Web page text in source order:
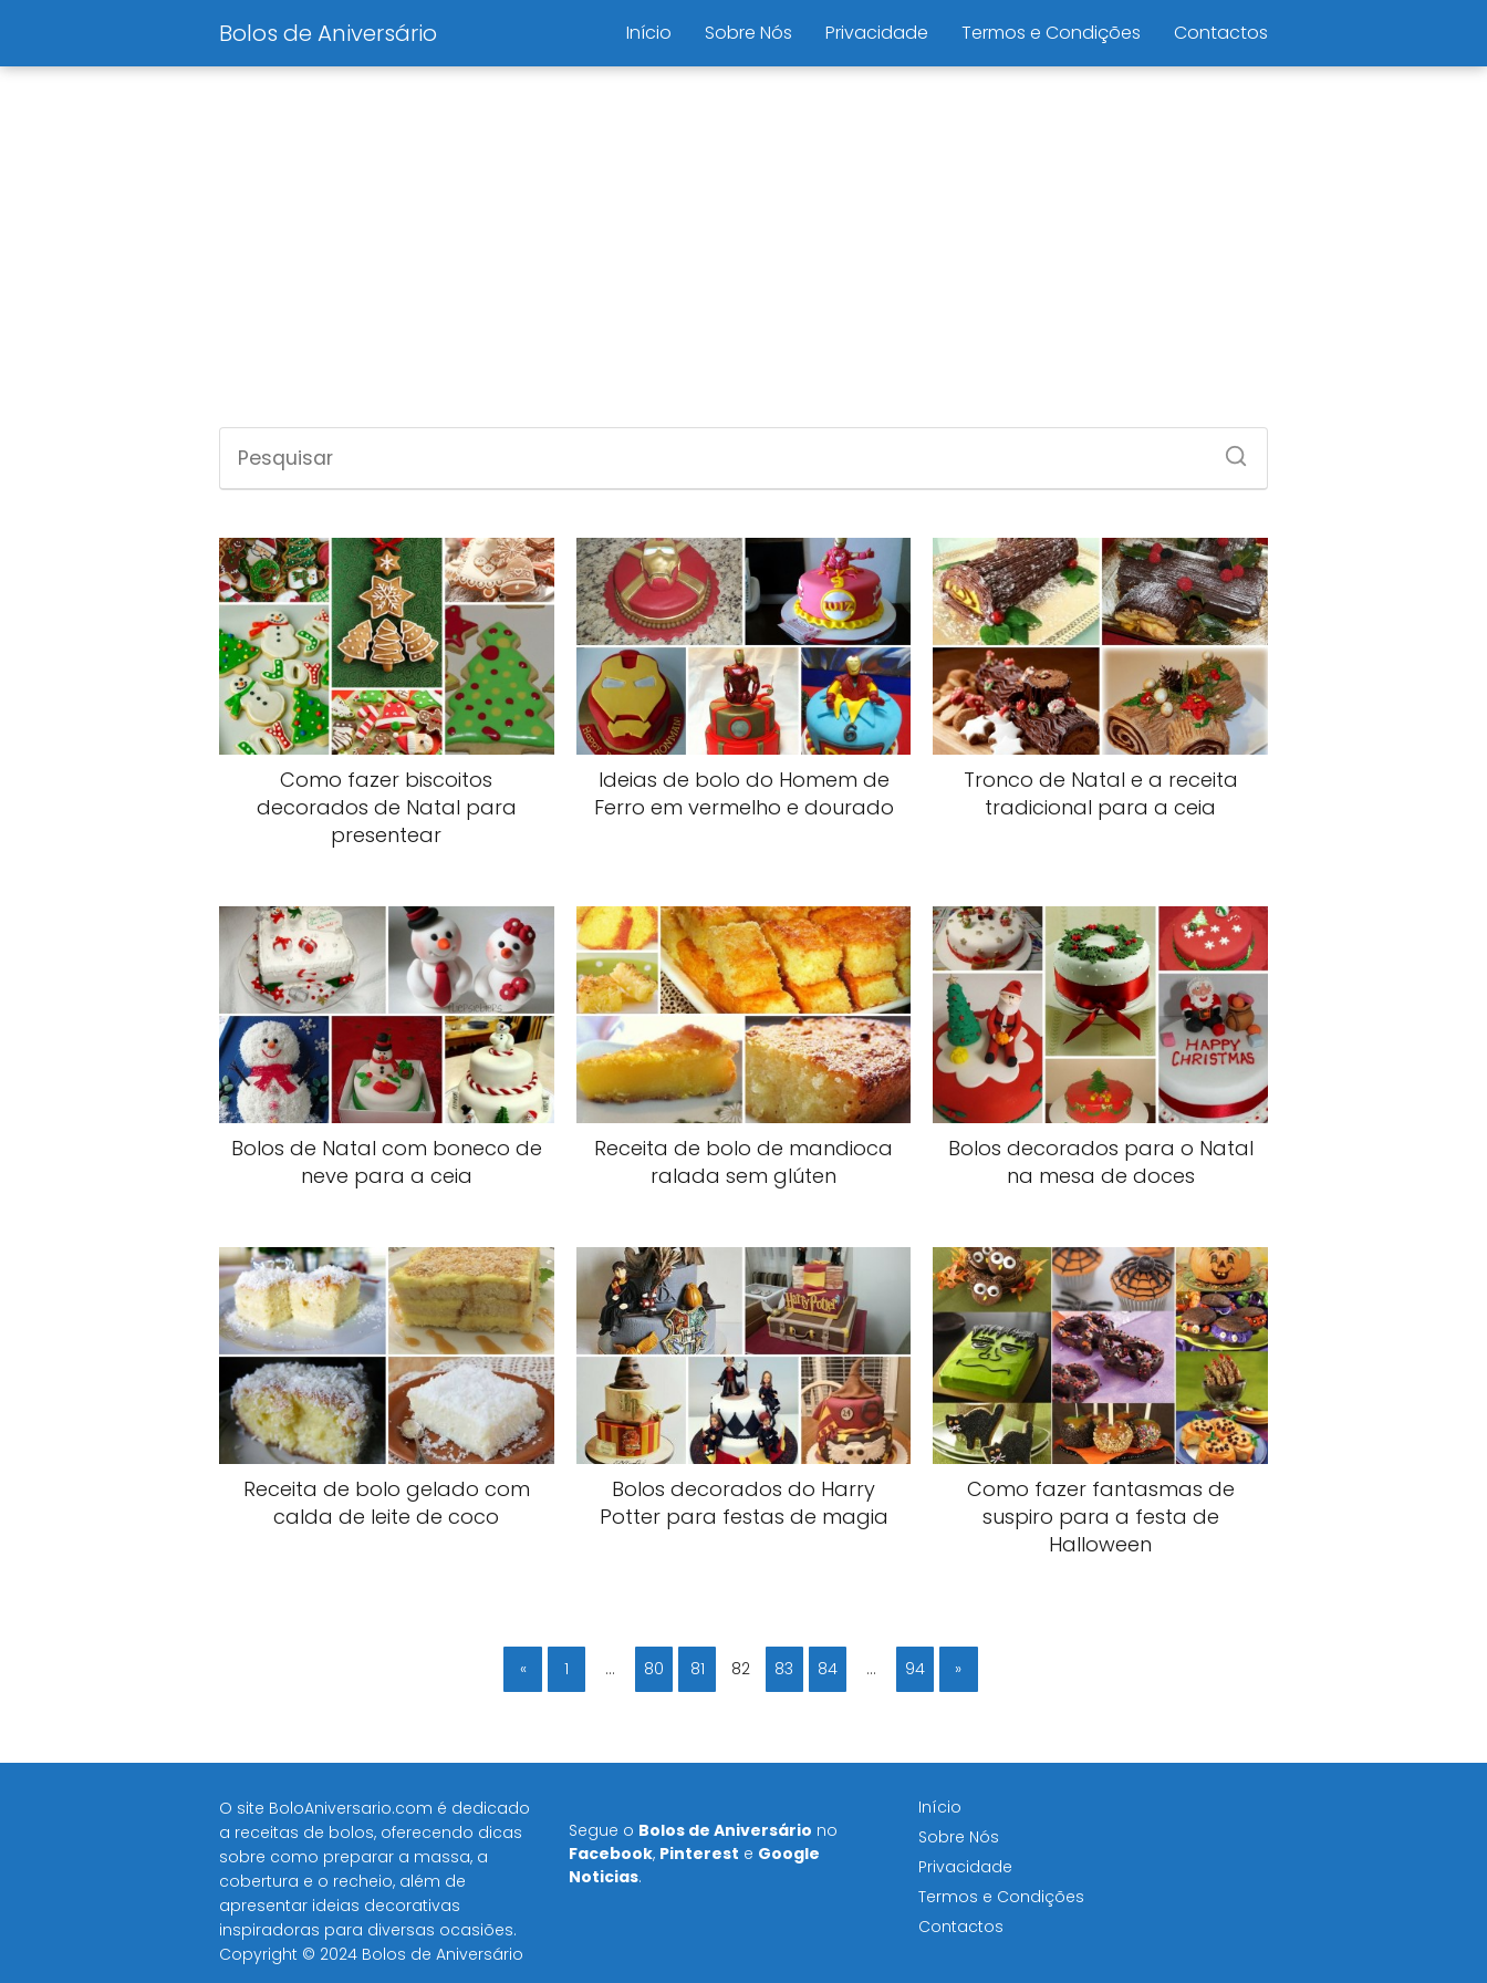
Bolos de Aniversário Início Sobre Nós Privacidade Termos e Condições Contactos
Como fazer biscoitos
decorados de Natal para
presentear
Ideias de bolo do Homem de
Ferro em vermelho e dourado
Tronco de Natal e a receita
tradicional para a ceia
Bolos de Natal com boneco de
neve para a ceia
Receita de bolo de mandioca
ralada sem glúten
Bolos decorados para o Natal
na mesa de doces
Receita de bolo gelado com
calda de leite de coco
Bolos decorados do Harry
Potter para festas de magia
Como fazer fantasmas de
suspiro para a festa de
Halloween
« 1 … 80 81 82 83 84 … 94 »
O site BoloAniversario.com é dedicado
a receitas de bolos, oferecendo dicas
sobre como preparar a massa, a
cobertura e o recheio, além de
apresentar ideias decorativas
inspiradoras para diversas ocasiões​.
Copyright © 2024 Bolos de Aniversário
Segue o Bolos de Aniversário no
Facebook, Pinterest e Google
Noticias.
Início
Sobre Nós
Privacidade
Termos e Condições
Contactos